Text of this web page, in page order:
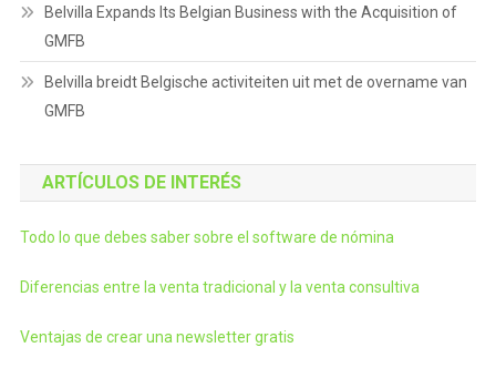
Belvilla Expands Its Belgian Business with the Acquisition of
GMFB
Belvilla breidt Belgische activiteiten uit met de overname van
GMFB
ARTÍCULOS DE INTERÉS
Todo lo que debes saber sobre el software de nómina
Diferencias entre la venta tradicional y la venta consultiva
Ventajas de crear una newsletter gratis